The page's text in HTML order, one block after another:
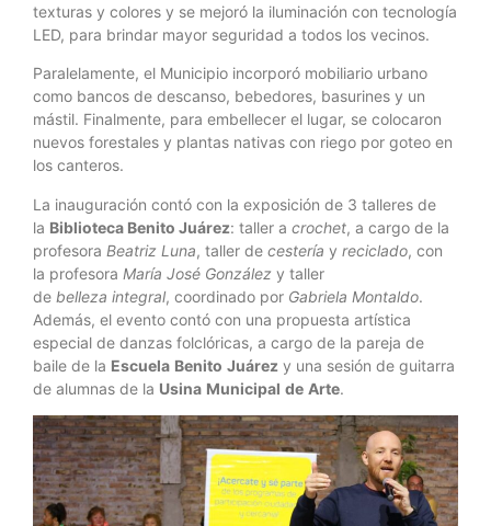
texturas y colores y se mejoró la iluminación con tecnología
LED, para brindar mayor seguridad a todos los vecinos.
Paralelamente, el Municipio incorporó mobiliario urbano
como bancos de descanso, bebedores, basurines y un
mástil. Finalmente, para embellecer el lugar, se colocaron
nuevos forestales y plantas nativas con riego por goteo en
los canteros.
La inauguración contó con la exposición de 3 talleres de
la Biblioteca Benito Juárez: taller a crochet, a cargo de la
profesora Beatriz Luna, taller de cestería y reciclado, con
la profesora María José González y taller
de belleza integral, coordinado por Gabriela Montaldo.
Además, el evento contó con una propuesta artística
especial de danzas folclóricas, a cargo de la pareja de
baile de la Escuela Benito Juárez y una sesión de guitarra
de alumnas de la Usina Municipal de Arte.